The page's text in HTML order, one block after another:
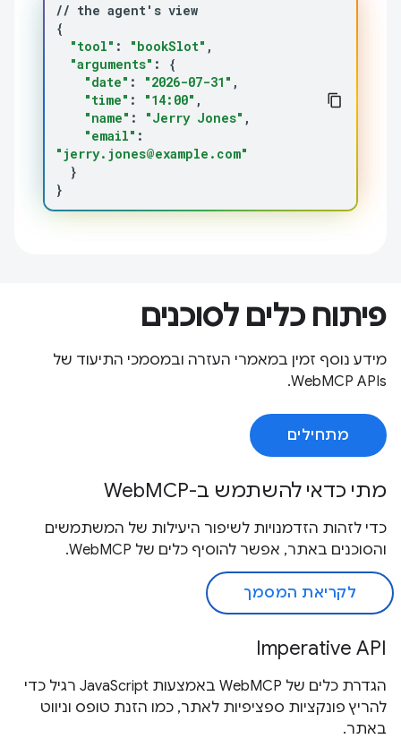
// the agent' s
{
"tool" : "bookSlot"
"arguments" :
{
"date" : "2026-07-31"
"time" : "14:00"
"name" : "Jerry Jones"
"email" :
"jerry.jones@example.com"
}
}
פיתוח כלים לסוכנים
מידע נוסף זמין במאמרי העזרה ובמסמכי התיעוד של
WebMCP APIs.
מתחילים
מתי כדאי להשתמש ב-WebMCP
כדי לזהות הזדמנויות לשיפור היעילות של המשתמשים
והסוכנים באתר, אפשר להוסיף כלים של WebMCP.
לקריאת המסמך
Imperative API
הגדרת כלים של WebMCP באמצעות JavaScript רגיל כדי
להריץ פונקציות ספציפיות לאתר, כמו הזנת טופס וניווט
באתר.